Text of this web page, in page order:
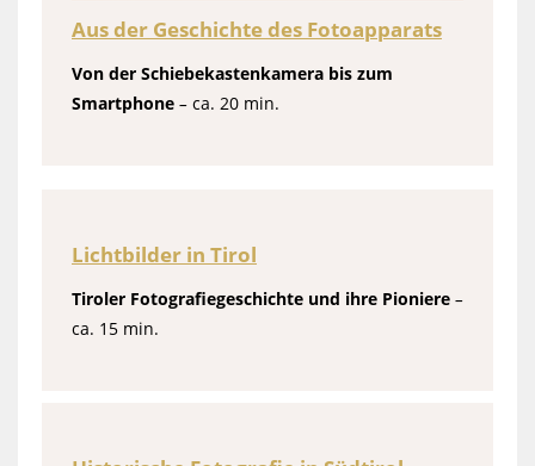
Aus der Geschichte des Fotoapparats
Von der Schiebekastenkamera bis zum
Smartphone – ca. 20 min.
Lichtbilder in Tirol
Tiroler Fotografiegeschichte und ihre Pioniere –
ca. 15 min.